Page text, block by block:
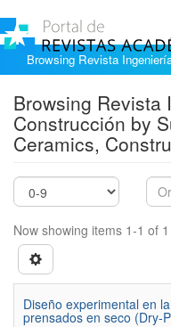
Browsing Revista
Browsing Revista
Construcción by
Ceramics,
Now showing items 1-1 of 1
Diseño experimental en
prensados en seco (Dry-